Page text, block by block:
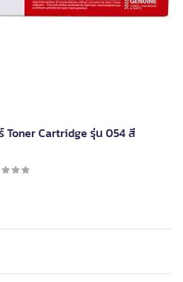
Toner Cartridge รุ่น 054 สี